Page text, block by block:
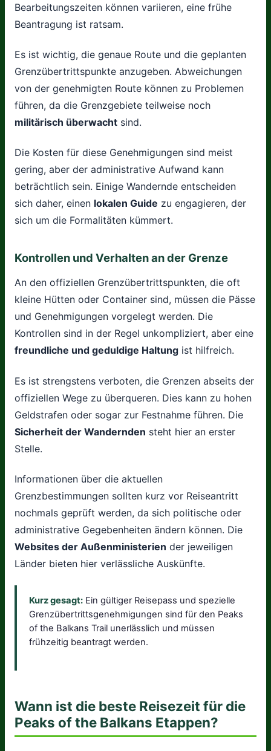
Bearbeitungszeiten können variieren, eine frühe
Beantragung ist ratsam.
Es ist wichtig, die genaue Route und die geplanten
Grenzübertrittspunkte anzugeben. Abweichungen
von der genehmigten Route können zu Problemen
führen, da die Grenzgebiete teilweise noch
militärisch überwacht sind.
Die Kosten für diese Genehmigungen sind meist
gering, aber der administrative Aufwand kann
beträchtlich sein. Einige Wandernde entscheiden
sich daher, einen lokalen Guide zu engagieren, der
sich um die Formalitäten kümmert.
Kontrollen und Verhalten an der Grenze
An den offiziellen Grenzübertrittspunkten, die oft
kleine Hütten oder Container sind, müssen die Pässe
und Genehmigungen vorgelegt werden. Die
Kontrollen sind in der Regel unkompliziert, aber eine
freundliche und geduldige Haltung ist hilfreich.
Es ist strengstens verboten, die Grenzen abseits der
offiziellen Wege zu überqueren. Dies kann zu hohen
Geldstrafen oder sogar zur Festnahme führen. Die
Sicherheit der Wandernden steht hier an erster
Stelle.
Informationen über die aktuellen
Grenzbestimmungen sollten kurz vor Reiseantritt
nochmals geprüft werden, da sich politische oder
administrative Gegebenheiten ändern können. Die
Websites der Außenministerien der jeweiligen
Länder bieten hier verlässliche Auskünfte.
Kurz gesagt: Ein gültiger Reisepass und spezielle
Grenzübertrittsgenehmigungen sind für den Peaks
of the Balkans Trail unerlässlich und müssen
frühzeitig beantragt werden.
Wann ist die beste Reisezeit für die
Peaks of the Balkans Etappen?